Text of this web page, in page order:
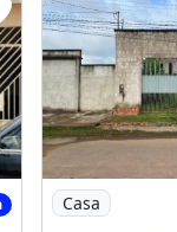
em RIO BRANCO
Imagem:
Casa